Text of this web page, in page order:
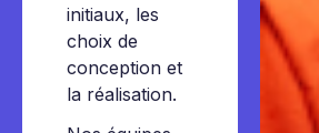
initiaux, les
choix de
conception et
la réalisation.